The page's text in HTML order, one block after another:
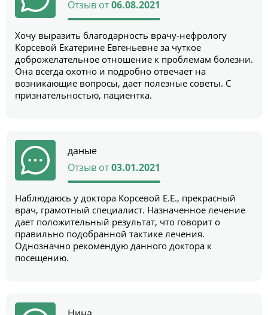
Отзыв от06.08.2021
Хочу выразить благодарность врачу-нефрологу
Корсевой Екатерине Евгеньевне за чуткое
доброжелательное отношение к проблемам болезни.
Она всегда охотно и подробно отвечает на
возникающие вопросы, дает полезные советы. С
признательностью, пациентка.
даные
Отзыв от03.01.2021
Наблюдаюсь у доктора Корсевой Е.Е., прекрасный
врач, грамотный специалист. Назначенное лечение
дает положительный результат, что говорит о
правильно подобранной тактике лечения.
Однозначно рекомендую данного доктора к
посещению.